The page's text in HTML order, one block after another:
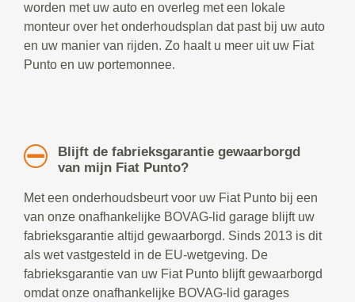
worden met uw auto en overleg met een lokale
monteur over het onderhoudsplan dat past bij uw auto
en uw manier van rijden. Zo haalt u meer uit uw Fiat
Punto en uw portemonnee.
Blijft de fabrieksgarantie gewaarborgd
van mijn Fiat Punto?
Met een onderhoudsbeurt voor uw Fiat Punto bij een
van onze onafhankelijke BOVAG-lid garage blijft uw
fabrieksgarantie altijd gewaarborgd. Sinds 2013 is dit
als wet vastgesteld in de EU-wetgeving. De
fabrieksgarantie van uw Fiat Punto blijft gewaarborgd
omdat onze onafhankelijke BOVAG-lid garages